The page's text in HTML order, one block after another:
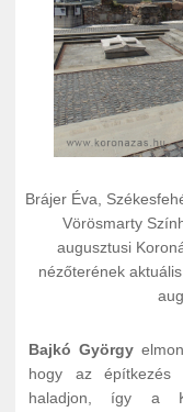
Brájer Éva,
Vörösmarty
augusztusi
nézőterének
Bajkó György
hogy az építkezés
haladjon, így a